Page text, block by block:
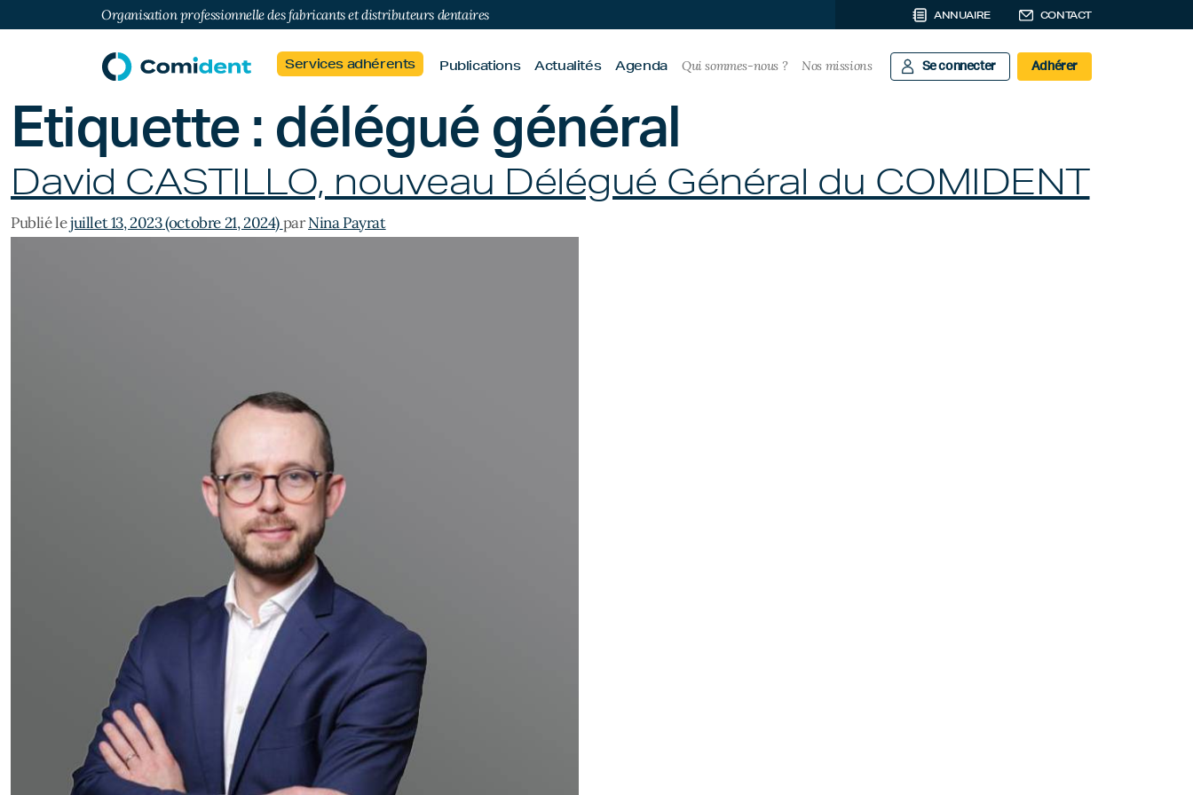
Organisation professionnelle des fabricants et distributeurs dentaires ANNUAIRE CONTACT
Services adhérents Publications Actualités Agenda Qui sommes-nous ? Nos missions Se connecter Adhérer
Étiquette : délégué général
David CASTILLO, nouveau Délégué Général du COMIDENT
Publié lejuillet 13, 2023(octobre 21, 2024)par Nina Payrat